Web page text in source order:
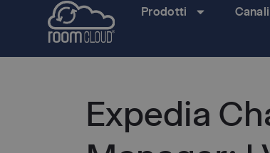
Prodotti Canali
Expedia